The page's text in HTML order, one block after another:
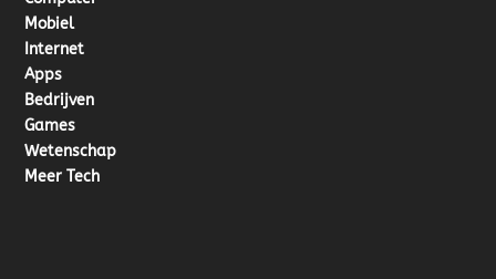
Mobiel
Internet
Apps
Bedrijven
Games
Wetenschap
Meer Tech